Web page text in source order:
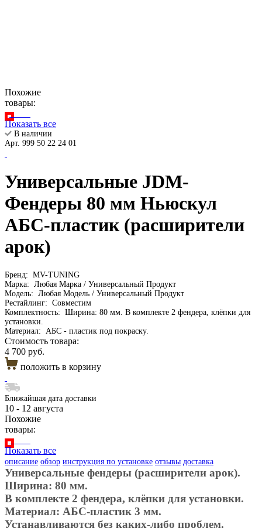
Похожие
товары:
Показать все
В наличии
Арт. 999 50 22 24 01
Универсальные JDM-
Фендеры 80 мм Ньюскул
АБС-пластик (расширители
арок)
Бренд: MV-TUNING
Марка: Любая Марка / Универсальный Продукт
Модель: Любая Модель / Универсальный Продукт
Рестайлинг: Совместим
Комплектность: Ширина: 80 мм. В комплекте 2 фендера, клёпки для
установки.
Материал:
АБС - пластик под покраску.
Стоимость товара:
4 700 руб.
положить в корзину
Ближайшая дата доставки
10 - 12 августа
Похожие
товары:
Показать все
описание обзор инструкция по установке отзывы доставка
Универсальные фендеры (расширители арок).
Ширина: 80 мм.
В комплекте 2 фендера, клёпки для установки.
Материал: АБС-пластик 3 мм.
Устанавливаются без каких-либо проблем.